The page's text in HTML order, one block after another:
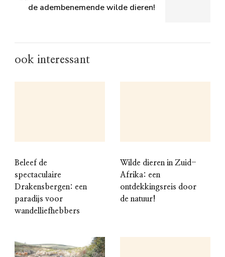
de adembenemende wilde dieren!
ook interessant
Beleef de
spectaculaire
Drakensbergen: een
paradijs voor
wandelliefhebbers
Wilde dieren in Zuid-
Afrika: een
ontdekkingsreis door
de natuur!